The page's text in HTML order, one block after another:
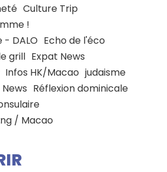
Culture Trip
!
- DALO Echo de l'éco
grill Expat News
Infos HK/Macao judaisme
News Réflexion dominicale
/ Macao